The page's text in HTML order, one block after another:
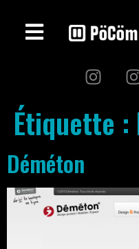
Étiquette :
Déméton